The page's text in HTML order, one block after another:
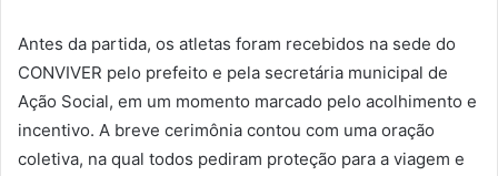
Antes da partida, os atletas foram recebidos na sede do
CONVIVER pelo prefeito e pela secretária municipal de
Ação Social, em um momento marcado pelo acolhimento e
incentivo. A breve cerimônia contou com uma oração
coletiva, na qual todos pediram proteção para a viagem e